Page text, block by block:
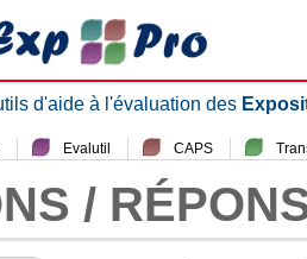
d'aide à l'évaluation des
Evalutil CAPS
/